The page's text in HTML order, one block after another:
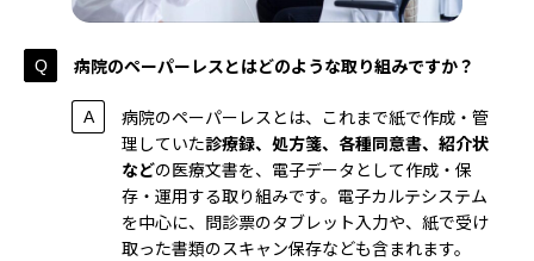
病院のペーパーレスとはどのような取り組みですか？
病院のペーパーレスとは、これまで紙で作成・管
理していた診療録、処方箋、各種同意書、紹介状
などの医療文書を、電子データとして作成・保
存・運用する取り組みです。電子カルテシステム
を中心に、問診票のタブレット入力や、紙で受け
取った書類のスキャン保存なども含まれます。